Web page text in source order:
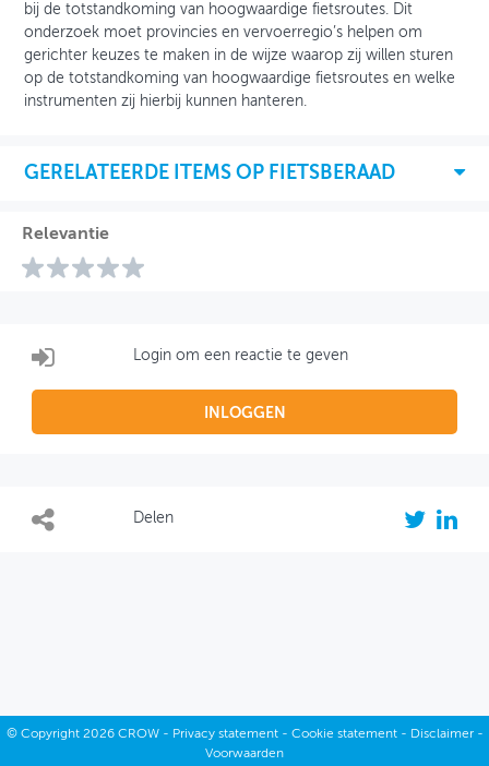
bij de totstandkoming van hoogwaardige fietsroutes. Dit
onderzoek moet provincies en vervoerregio’s helpen om
gerichter keuzes te maken in de wijze waarop zij willen sturen
op de totstandkoming van hoogwaardige fietsroutes en welke
instrumenten zij hierbij kunnen hanteren.
GERELATEERDE ITEMS OP FIETSBERAAD
Relevantie
Login om een reactie te geven
INLOGGEN
Delen
© Copyright2026 CROW - Privacy statement- Cookie statement- Disclaimer-
Voorwaarden